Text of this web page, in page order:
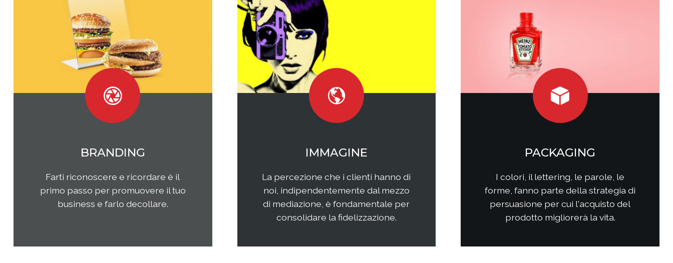
MARKETING
Qual è il tuo rapporto con i clienti e
come questi ultimi percepiscono la
tua impresa e i tuoi prodotti o
riferimento?
WEB MARKETING
Il web continua ad essere una
frontiera non facilmente
raggiungibile perchè considerata
semplice ed immediata. Avere
attenta analisi che una specifica
SOCIAL MEDIA
Come questi nuovi media
interagiscono con i consumatori?
Come interagire con clienti/utenti
Come comporre la strategia di